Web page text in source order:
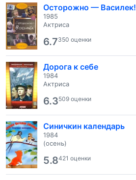
Осторожно — Василек!
1985
Актриса
6.7350 оценки
Дорога к себе
1984
Актриса
6.3509 оценки
Синичкин календарь
1984
(осень)
5.8421 оценки